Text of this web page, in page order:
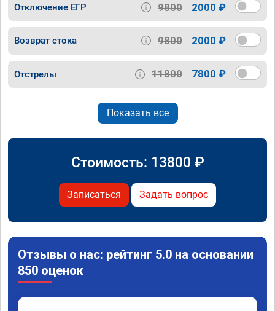
Отключение ЕГР 9800 2000 ₽
Возврат стока 9800 2000 ₽
Отстрелы 11800 7800 ₽
Показать все
Стоимость: 13800 ₽
Записаться Задать вопрос
Отзывы о нас: рейтинг 5.0 на основании
850 оценок